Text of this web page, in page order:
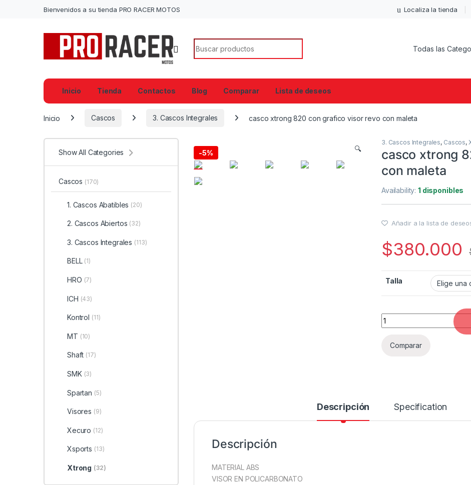
Bienvenidos a su tienda PRO RACER MOTOS Localiza la tienda
Search for:
Inicio Tienda Contactos Blog Comparar Lista de deseos
Inicio Cascos 3. Cascos Integrales casco xtrong 820 con grafico visor revo con maleta
-5% 🔍
3. Cascos Integrales, Cascos,
casco xtrong
con maleta
Availability:1 disponibles
Añadir a la lista de
$380.000
Talla
casco xtrong 820 con
Comparar
Descripción Specification
Descripción
MATERIAL ABS
VISOR EN POLICARBONATO
Show All Categories
Cascos (170)
1. Cascos Abatibles (20)
2. Cascos Abiertos (32)
3. Cascos Integrales (113)
BELL (1)
HRO (7)
ICH (43)
Kontrol (11)
MT (10)
Shaft (17)
SMK (3)
Spartan (5)
Visores (9)
Xecuro (12)
Xsports (13)
Xtrong (32)